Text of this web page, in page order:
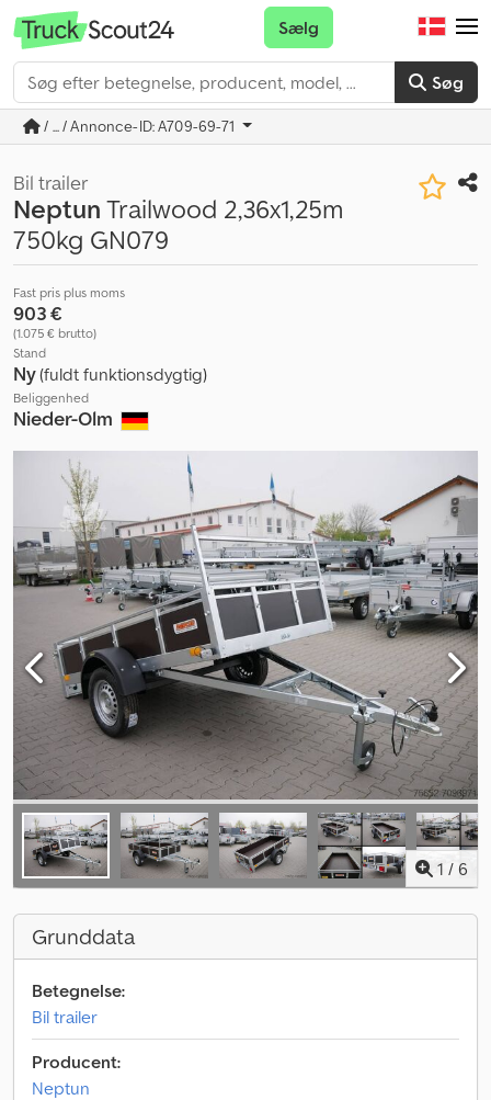
Søg
Sælg
/ ... / Annonce-ID: A709-69-71
Bil trailer
NeptunTrailwood 2,36x1,25m
750kg GN079
Fast pris plus moms
903 €
(1.075 € brutto)
Stand
Ny(fuldt funktionsdygtig)
Beliggenhed
Nieder-Olm
1 / 6
Grunddata
Betegnelse:
Bil trailer
Producent:
Neptun